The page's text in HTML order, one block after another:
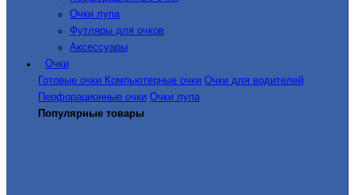
Очки лупа
Футляры для очков
Аксессуары
Очки
Готовые очки Компьютерные очки Очки для водителей
Перфорационные очки Очки лупа
Популярные товары